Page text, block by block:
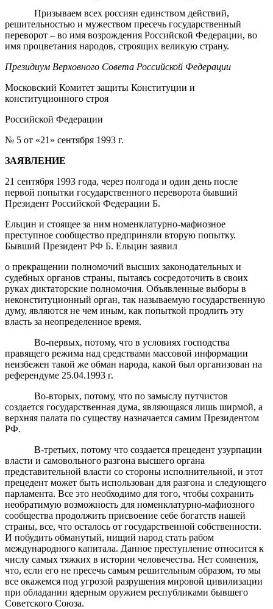
Призываем всех россиян единством действий,
решительностью и мужеством пресечь государственный
переворот – во имя возрождения Российской Федерации, во
имя процветания народов, строящих великую страну.
Президиум Верховного Совета Российской Федерации
Московский Комитет защиты Конституции и
конституционного строя
Российской Федерации
№ 5 от «21» сентября 1993 г.
ЗАЯВЛЕНИЕ
21 сентября 1993 года, через полгода и один день после
первой попытки государственного переворота бывший
Президент Российской Федерации Б.
Ельцин и стоящее за ним номенклатурно-мафиозное
преступное сообщество предприняли вторую попытку.
Бывший Президент РФ Б. Ельцин заявил
о прекращении полномочий высших законодательных и
судебных органов страны, пытаясь сосредоточить в своих
руках диктаторские полномочия. Объявленные выборы в
неконституционный орган, так называемую государственную
думу, являются не чем иным, как попыткой продлить эту
власть за неопределенное время.
Во-первых, потому, что в условиях господства
правящего режима над средствами массовой информации
неизбежен такой же обман народа, какой был организован на
референдуме 25.04.1993 г.
Во-вторых, потому, что по замыслу путчистов
создается государственная дума, являющаяся лишь ширмой, а
верхняя палата по существу назначается самим Президентом
РФ.
В-третьих, потому что создается прецедент узурпации
власти и самовольного разгона высшего органа
представительной власти со стороны исполнительной, и этот
прецедент может быть использован для разгона и следующего
парламента. Все это необходимо для того, чтобы сохранить
необратимую возможность для номенклатурно-мафиозного
сообщества продолжить присвоение себе богатств нашей
страны, все, что осталось от государственной собственности.
И побудить обманутый, нищий народ стать рабом
международного капитала. Данное преступление относится к
числу самых тяжких в истории человечества. Нет сомнения,
что, если его не пресечь самым решительным образом, то мы
все окажемся под угрозой разрушения мировой цивилизации
при обладании ядерным оружием республиками бывшего
Советского Союза.